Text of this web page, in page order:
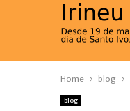
Home blog
blog